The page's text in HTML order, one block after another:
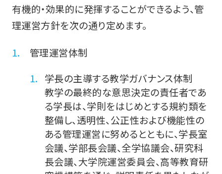
アセスメント・ポリシー
／教育目標／三つの方針
建学の精神
各種の方針
立正大学のエピソード
有機的・効果的に発揮することができるよう、管
理運営方針を次の通り定めます。
管理運営体制
学長の主導する教学ガバナンス体制
教学の最終的な意思決定の責任者であ
る学長は、学則をはじめとする規約類を
整備し、透明性、公正性および機能性の
ある管理運営に努めるとともに、学長室
会議、学部長会議、全学協議会、研究科
長会議、大学院運営委員会、高等教育研